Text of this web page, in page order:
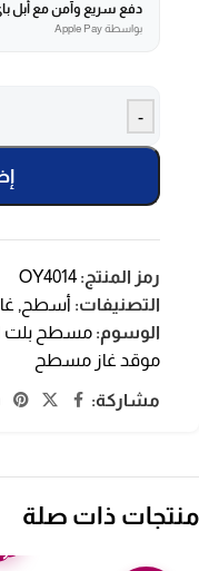
دفع سريع وآمن مع أبل
بواسطة Apple Pay
-
رمز المنتج:OY4014
التصنيفات: أسطح ,
الوسوم: مسطح بلت ان
موقد غاز مسطح
مشاركة:
منتجات ذات صلة